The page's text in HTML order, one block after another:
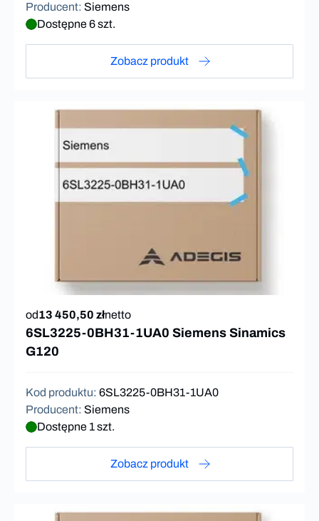
Producent: Siemens
Dostępne 6 szt.
Zobacz produkt
od13 450,50 złnetto
6SL3225-0BH31-1UA0 Siemens Sinamics
G120
Kod produktu: 6SL3225-0BH31-1UA0
Producent: Siemens
Dostępne 1 szt.
Zobacz produkt